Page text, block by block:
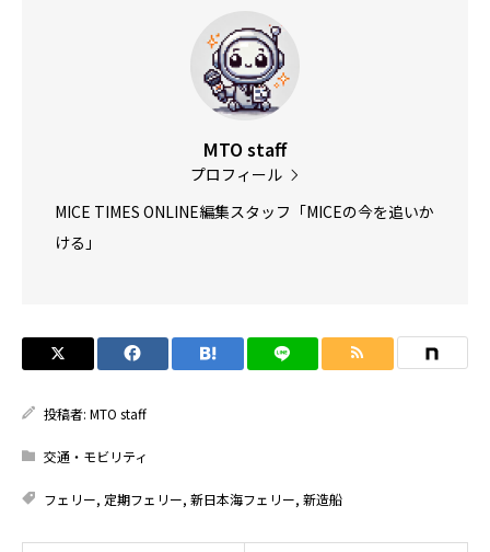
MTO staff
プロフィール
MICE TIMES ONLINE編集スタッフ「MICEの今を追いか
ける」
投稿者: MTO staff
交通・モビリティ
フェリー, 定期フェリー, 新日本海フェリー, 新造船